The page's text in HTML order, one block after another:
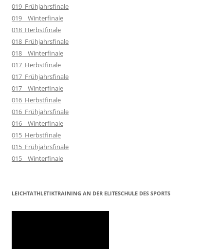
019_Frühjahrsfinale
019__Winterfinale
018_Herbstfinale
018_Frühjahrsfinale
018__Winterfinale
017_Herbstfinale
017_Frühjahrsfinale
017__Winterfinale
016_Herbstfinale
016_Frühjahrsfinale
016__Winterfinale
015_Herbstfinale
015_Frühjahrsfinale
015__Winterfinale
LEICHTATHLETIKTRAINING AN DER ELITESCHULE DES SPORTS